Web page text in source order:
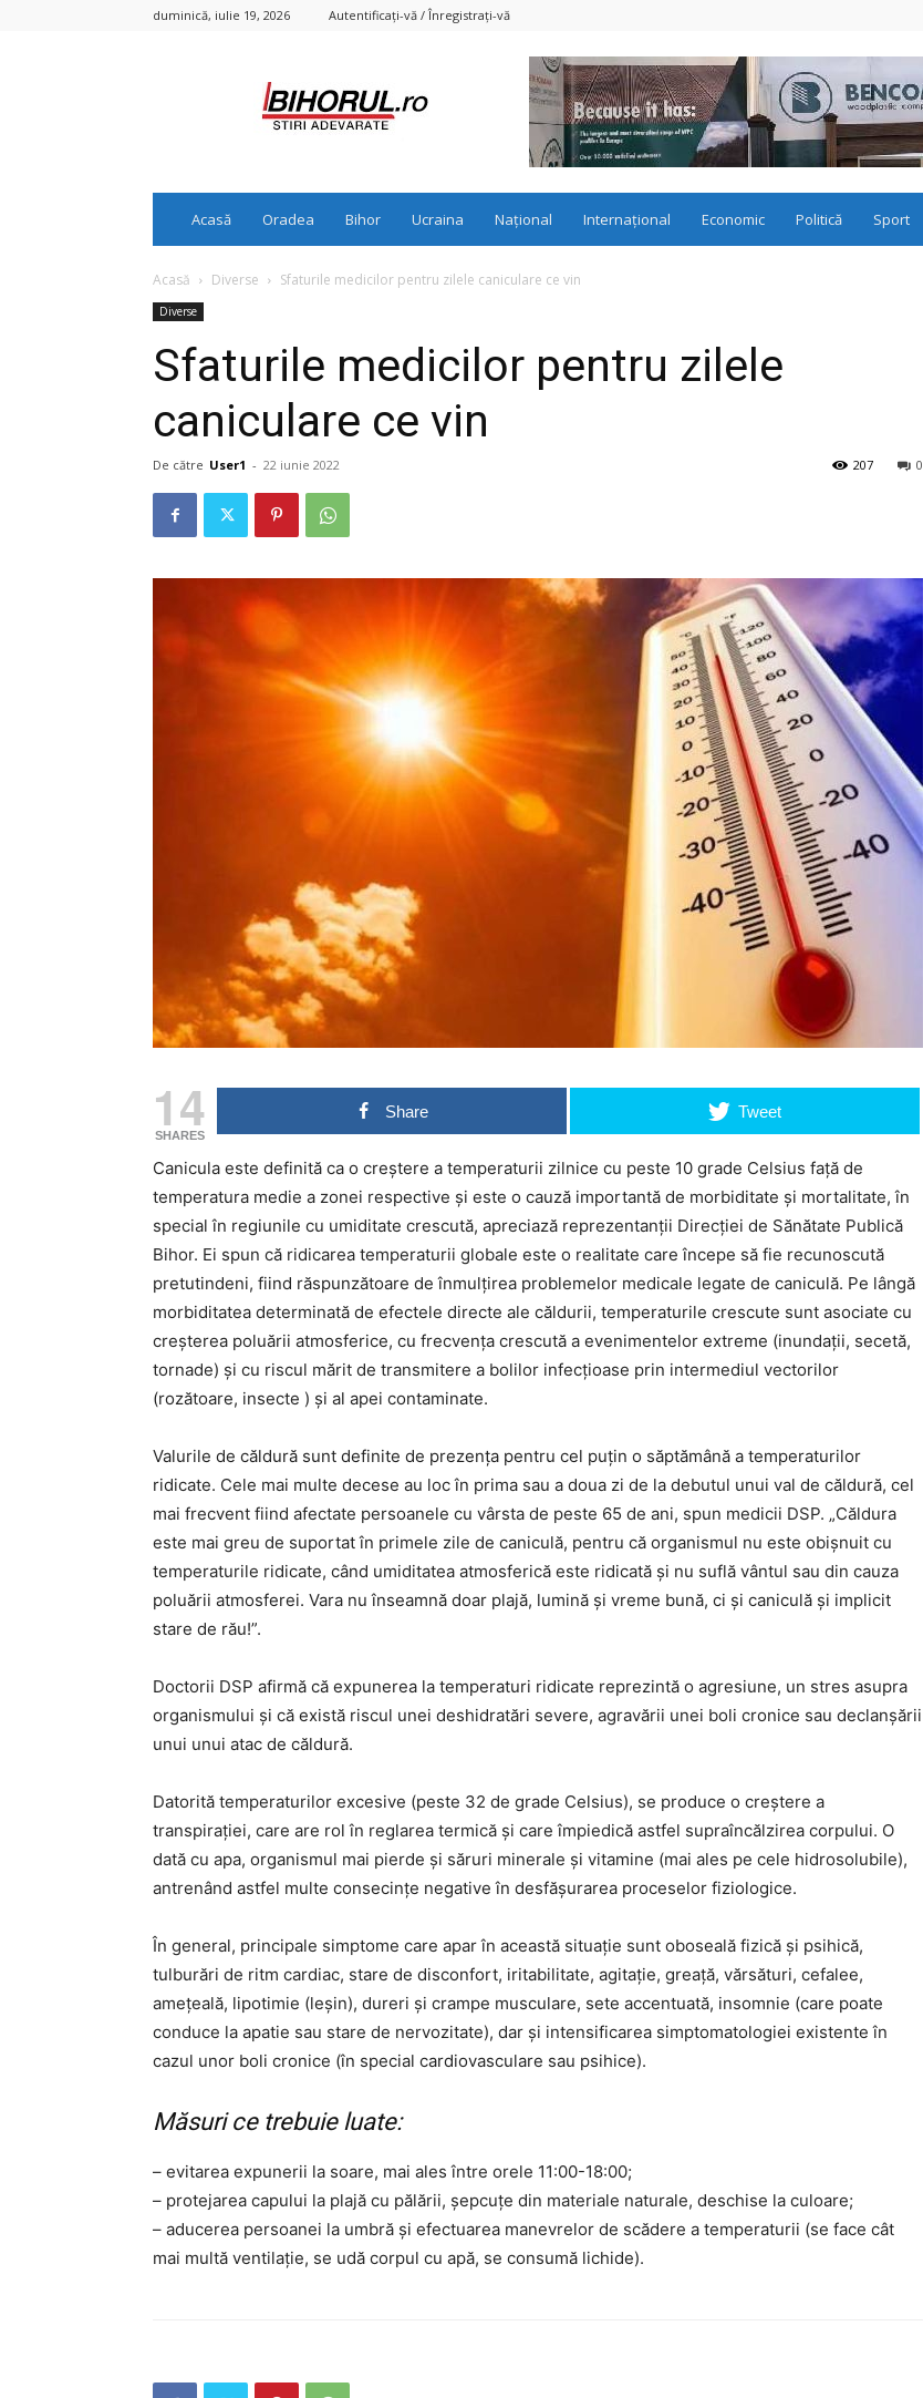
duminică, iulie 19, 2026 Autentificați-vă / Înregistrați-vă
Acasă Oradea Bihor Ucraina Național Internațional Economic Politică Sport
Acasă Diverse Sfaturile medicilor pentru zilele caniculare ce vin
Diverse
Sfaturile medicilor pentru zilele
caniculare ce vin
De către User1 - 22 iunie 2022 0
207
14
SHARES
Share Tweet
Canicula este definită ca o creştere a temperaturii zilnice cu peste 10 grade Celsius faţă de
temperatura medie a zonei respective şi este o cauză importantă de morbiditate şi mortalitate, în
special în regiunile cu umiditate crescută, apreciază reprezentanții Direcției de Sănătate Publică
Bihor. Ei spun că ridicarea temperaturii globale este o realitate care începe să fie recunoscută
pretutindeni, fiind răspunzătoare de înmulţirea problemelor medicale legate de caniculă. Pe lângă
morbiditatea determinată de efectele directe ale căldurii, temperaturile crescute sunt asociate cu
creşterea poluării atmosferice, cu frecvenţa crescută a evenimentelor extreme (inundaţii, secetă,
tornade) şi cu riscul mărit de transmitere a bolilor infecţioase prin intermediul vectorilor
(rozătoare, insecte ) şi al apei contaminate.
Valurile de căldură sunt definite de prezenţa pentru cel puţin o săptămână a temperaturilor
ridicate. Cele mai multe decese au loc în prima sau a doua zi de la debutul unui val de căldură, cel
mai frecvent fiind afectate persoanele cu vârsta de peste 65 de ani, spun medicii DSP. „Căldura
este mai greu de suportat în primele zile de caniculă, pentru că organismul nu este obişnuit cu
temperaturile ridicate, când umiditatea atmosferică este ridicată şi nu suflă vântul sau din cauza
poluării atmosferei. Vara nu înseamnă doar plajă, lumină şi vreme bună, ci şi caniculă şi implicit
stare de rău!”.
Doctorii DSP afirmă că expunerea la temperaturi ridicate reprezintă o agresiune, un stres asupra
organismului și că există riscul unei deshidratări severe, agravării unei boli cronice sau declanşării
unui unui atac de căldură.
Datorită temperaturilor excesive (peste 32 de grade Celsius), se produce o creştere a
transpiraţiei, care are rol în reglarea termică şi care împiedică astfel supraîncălzirea corpului. O
dată cu apa, organismul mai pierde şi săruri minerale şi vitamine (mai ales pe cele hidrosolubile),
antrenând astfel multe consecinţe negative în desfăşurarea proceselor fiziologice.
În general, principale simptome care apar în această situaţie sunt oboseală fizică şi psihică,
tulburări de ritm cardiac, stare de disconfort, iritabilitate, agitaţie, greaţă, vărsături, cefalee,
ameţeală, lipotimie (leşin), dureri şi crampe musculare, sete accentuată, insomnie (care poate
conduce la apatie sau stare de nervozitate), dar și intensificarea simptomatologiei existente în
cazul unor boli cronice (în special cardiovasculare sau psihice).
Măsuri ce trebuie luate:
– evitarea expunerii la soare, mai ales între orele 11:00-18:00;
– protejarea capului la plajă cu pălării, şepcuţe din materiale naturale, deschise la culoare;
– aducerea persoanei la umbră şi efectuarea manevrelor de scădere a temperaturii (se face cât
mai multă ventilaţie, se udă corpul cu apă, se consumă lichide).